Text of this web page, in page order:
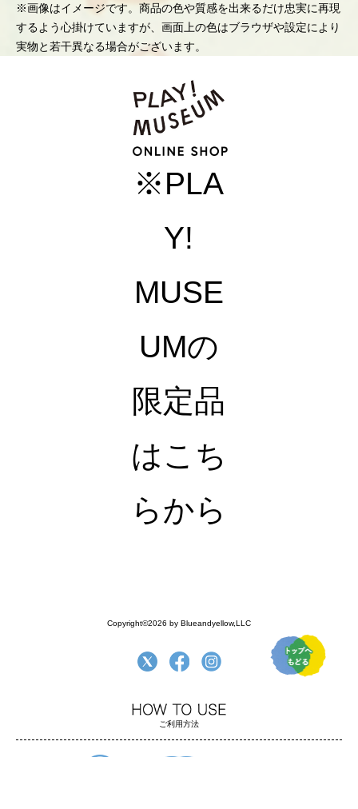
※画像はイメージです。商品の色や質感を出来るだけ忠実に再現
するよう心掛けていますが、画面上の色はブラウザや設定により
実物と若干異なる場合がございます。
※PLA
Y!
MUSE
UMの
限定品
はこち
らから
Copyright©2026 by Blueandyellow,LLC
ご利用方法